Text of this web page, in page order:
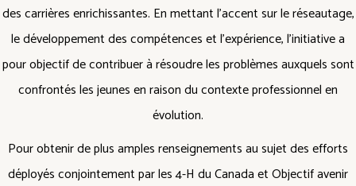
des carrières enrichissantes. En mettant l’accent sur le réseautage,
le développement des compétences et l’expérience, l’initiative a
pour objectif de contribuer à résoudre les problèmes auxquels sont
confrontés les jeunes en raison du contexte professionnel en
évolution.
Pour obtenir de plus amples renseignements au sujet des efforts
déployés conjointement par les 4-H du Canada et Objectif avenir